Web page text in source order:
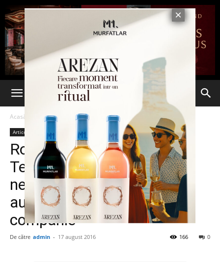
Acasă Articole
Articole
Româncă dată afară de la
Tesla după ce a semnalat
nereguli în componența
automobilelor produse de
companie
De către admin - 17 august 2016 0
166